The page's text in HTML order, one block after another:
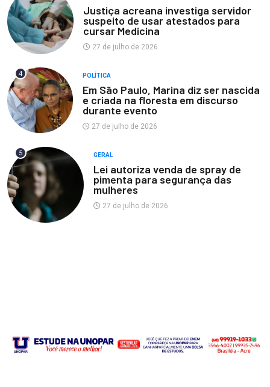
Justiça acreana investiga servidor
suspeito de usar atestados para
cursar Medicina
27 de julho de 2026
4 POLÍTICA
Em São Paulo, Marina diz ser nascida
e criada na floresta em discurso
durante evento
27 de julho de 2026
5 GERAL
Lei autoriza venda de spray de
pimenta para segurança das
mulheres
27 de julho de 2026